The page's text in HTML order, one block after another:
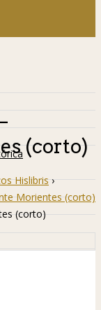
(corto)
Hislibris ›
Morientes (corto)
(corto)